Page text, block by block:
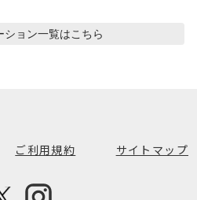
ション一覧はこちら
ご利用規約 サイトマップ